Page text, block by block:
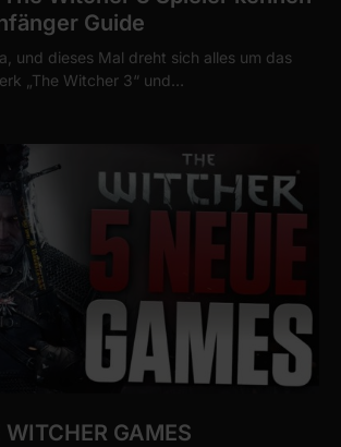
Guide
und dieses Mal dreht sich alles um das
„The Witcher 3“ und…
WITCHER GAMES